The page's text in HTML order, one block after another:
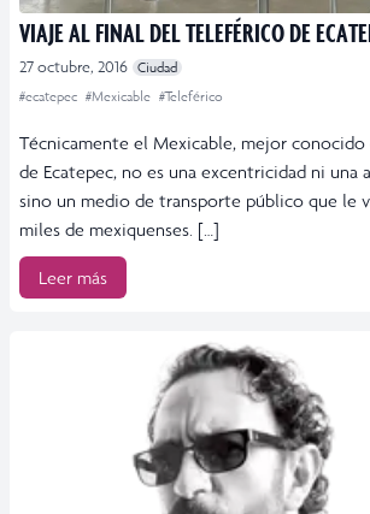
VIAJE AL FINAL DEL TELEFÉRICO DE
27 octubre, 2016 Ciudad
#ecatepec #Mexicable #Teleférico
Técnicamente el Mexicable, mejor
de Ecatepec, no es una excentricidad ni una
sino un medio de transporte público que le
miles de mexiquenses. […]
Leer más